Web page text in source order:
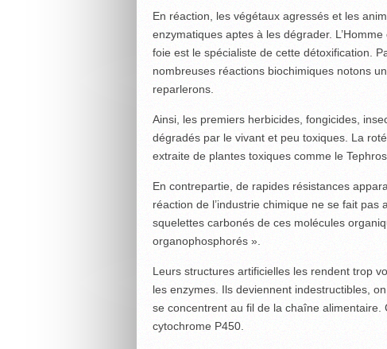
En réaction, les végétaux agressés et les
enzymatiques aptes à les dégrader.
foie est le spécialiste de cette détoxification.
nombreuses réactions biochimiques notons
reparlerons.
Ainsi, les premiers herbicides, fongicides,
dégradés par le vivant et peu toxiques. La
extraite de plantes toxiques comme le
En contrepartie, de rapides résistances
réaction de l’industrie chimique ne se fait
squelettes carbonés de ces molécules
organophosphorés ».
Leurs structures artificielles les rendent trop
les enzymes. Ils deviennent indestructibles,
se concentrent au fil de la chaîne
cytochrome P450.